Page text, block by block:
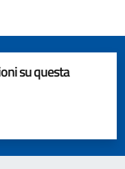
su questa